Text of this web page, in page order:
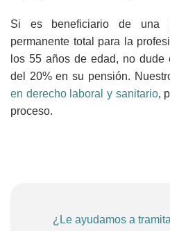
Si es beneficiario de una
permanente total para la
los 55 años de edad, no dude
del 20% en su pensión.
en derecho laboral y sanitario,
proceso.
¿Le ayudamos a